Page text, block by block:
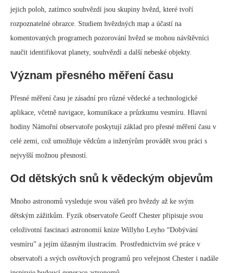
jejich poloh, zatímco souhvězdí jsou skupiny hvězd, které tvoří
rozpoznatelné obrazce. Studiem hvězdných map a účastí na
komentovaných programech pozorování hvězd se mohou návštěvníci
naučit identifikovat planety, souhvězdí a další nebeské objekty.
Význam přesného měření času
Přesné měření času je zásadní pro různé vědecké a technologické
aplikace, včetně navigace, komunikace a průzkumu vesmíru. Hlavní
hodiny Námořní observatoře poskytují základ pro přesné měření času v
celé zemi, což umožňuje vědcům a inženýrům provádět svou práci s
nejvyšší možnou přesností.
Od dětských snů k vědeckým objevům
Mnoho astronomů vysleduje svou vášeň pro hvězdy až ke svým
dětským zážitkům. Fyzik observatoře Geoff Chester připisuje svou
celoživotní fascinaci astronomií knize Willyho Leyho “Dobývání
vesmíru” a jejím úžasným ilustracím. Prostřednictvím své práce v
observatoři a svých osvětových programů pro veřejnost Chester i nadále